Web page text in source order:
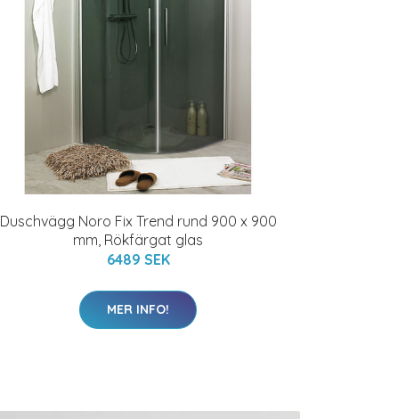
Duschvägg Noro Fix Trend rund 900 x 900
mm, Rökfärgat glas
6489 SEK
MER INFO!